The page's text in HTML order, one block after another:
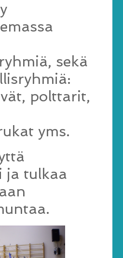
sekä
polttarit,
yms.
ja tulkaa